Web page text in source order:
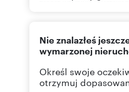
Nie znalazłeś
wymarzonej
Określ swoje
otrzymuj